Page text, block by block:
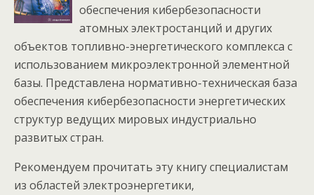
обеспечения кибербезопасности
атомных электростанций и других
объектов топливно-энергетического комплекса с
использованием микроэлектронной элементной
базы. Представлена нормативно-техническая база
обеспечения кибербезопасности энергетических
структур ведущих мировых индустриально
развитых стран.
Рекомендуем прочитать эту книгу специалистам
из областей электроэнергетики,